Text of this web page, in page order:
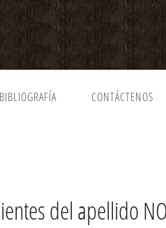
BIBLIOGRAFÍA CONTÁCTENOS
del apellido